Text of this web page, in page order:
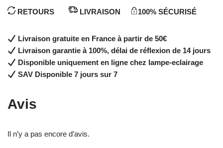
RETOURS LIVRAISON 100% SÉCURISÉ
Livraison gratuite en France à partir de 50€
Livraison garantie à 100%, délai de réflexion de 14 jours
Disponible uniquement en ligne chez lampe-eclairage
SAV Disponible 7 jours sur 7
Avis
Il n’y a pas encore d’avis.